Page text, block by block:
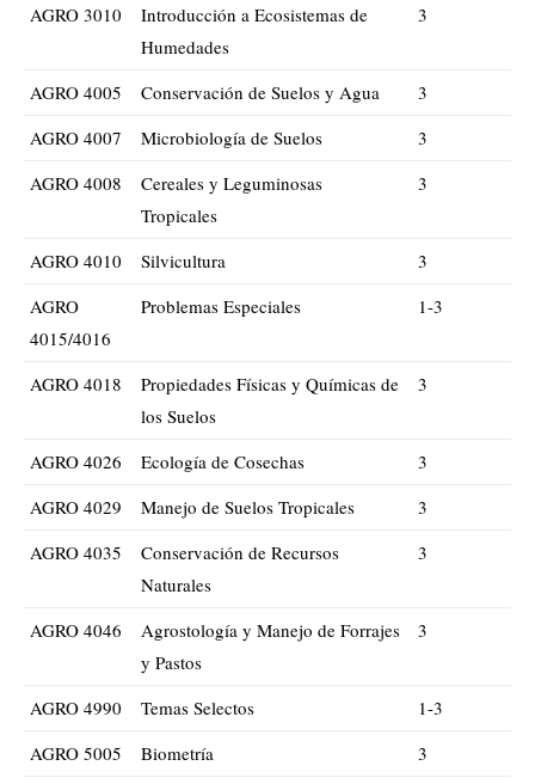
AGRO 3010
Introducción a Ecosistemas de
Humedades
3
AGRO 4005 Conservación de Suelos y Agua
3
AGRO 4007
Microbiología de Suelos
3
AGRO 4008
Cereales y Leguminosas
Tropicales
3
AGRO 4010 Silvicultura
3
AGRO
4015/4016
Problemas Especiales 1-3
AGRO 4018
Propiedades Físicas y Químicas de
los Suelos
3
AGRO 4026 Ecología de Cosechas
3
AGRO 4029
Manejo de Suelos Tropicales
3
AGRO 4035
Conservación de Recursos
Naturales
3
AGRO 4046
Agrostología y Manejo de Forrajes
y Pastos
3
AGRO 4990 Temas Selectos
1-3
AGRO 5005
Biometría
3